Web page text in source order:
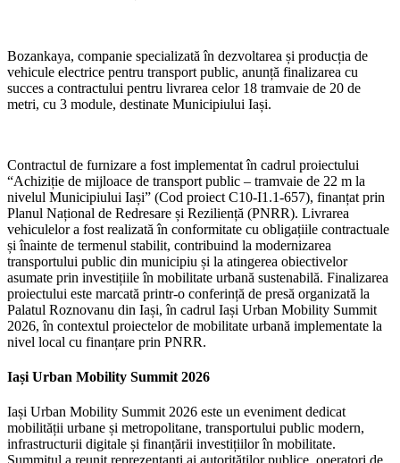
Bozankaya, companie specializată în dezvoltarea și producția de
vehicule electrice pentru transport public, anunță finalizarea cu
succes a contractului pentru livrarea celor 18 tramvaie de 20 de
metri, cu 3 module, destinate Municipiului Iași.
Contractul de furnizare a fost implementat în cadrul proiectului
“Achiziție de mijloace de transport public – tramvaie de 22 m la
nivelul Municipiului Iași” (Cod proiect C10-I1.1-657), finanțat prin
Planul Național de Redresare și Reziliență (PNRR). Livrarea
vehiculelor a fost realizată în conformitate cu obligațiile contractuale
și înainte de termenul stabilit, contribuind la modernizarea
transportului public din municipiu și la atingerea obiectivelor
asumate prin investițiile în mobilitate urbană sustenabilă. Finalizarea
proiectului este marcată printr-o conferință de presă organizată la
Palatul Roznovanu din Iași, în cadrul Iași Urban Mobility Summit
2026, în contextul proiectelor de mobilitate urbană implementate la
nivel local cu finanțare prin PNRR.
Iași Urban Mobility Summit 2026
Iași Urban Mobility Summit 2026 este un eveniment dedicat
mobilității urbane și metropolitane, transportului public modern,
infrastructurii digitale și finanțării investițiilor în mobilitate.